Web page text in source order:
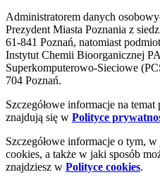
Administratorem danych
Prezydent Miasta Poznania z
61-841 Poznań, natomiast
Instytut Chemii Bioorganicznej
Superkomputerowo-Sieciowe
704 Poznań.
Szczegółowe informacje na
znajdują się w Polityce
Szczegółowe informacje o tym,
cookies, a także w jaki sposób
znajdziesz w Polityce cookies.